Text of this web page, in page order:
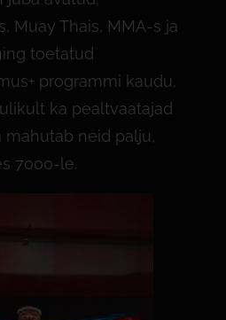
Muay Thais, MMA-s ja
toetatud
programmi kaudu.
ka pealtvaatajad
mahutab neid palju,
7000-le.